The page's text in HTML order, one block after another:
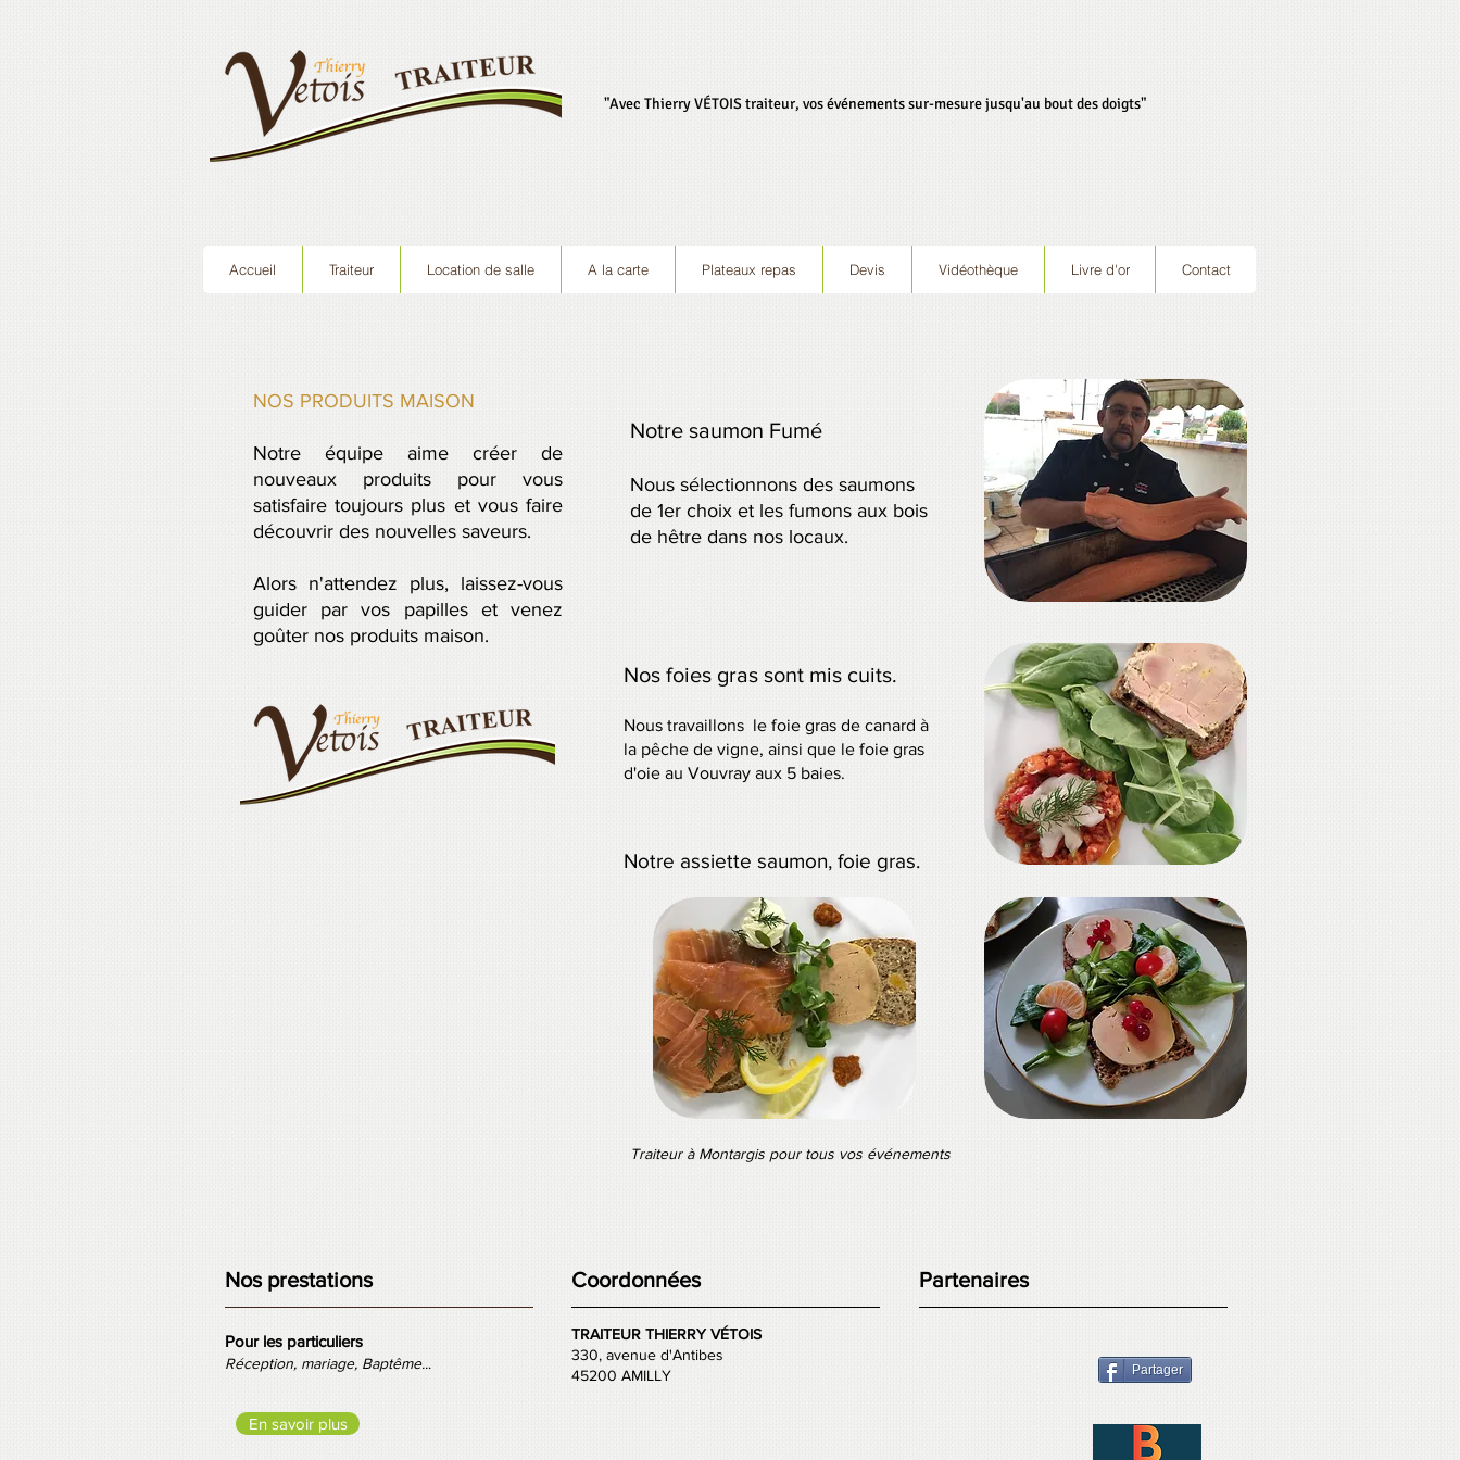
"Avec Thierry VÉTOIS traiteur, vos événements sur-mesure jusqu'au bout des doigts"
Accueil Traiteur Location de salle A la carte Plateaux repas Devis Vidéothèque Livre d'or Contact
NOS PRODUITS MAISON
Notre équipe aime créer de
nouveaux produits pour vous
satisfaire toujours plus et vous faire
découvrir des nouvelles saveurs.
Alors n'attendez plus, laissez-vous
guider par vos papilles et venez
goûter nos produits maison.
Notre saumon Fumé
Nous sélectionnons des saumons
de 1er choix et les fumons aux bois
de hêtre dans nos locaux.
Nos foies gras sont mis cuits.
Nous travaillons le foie gras de canard à
la pêche de vigne, ainsi que le foie gras
d'oie au Vouvray aux 5 baies.
Notre assiette saumon, foie gras.
Traiteur à Montargis pour tous vos événements
Nos prestations
Pour les particuliers
Réception, mariage, Baptême...
En savoir plus
Coordonnées
TRAITEUR THIERRY VÉTOIS
330, avenue d'Antibes
45200 AMILLY
Partenaires
Partager